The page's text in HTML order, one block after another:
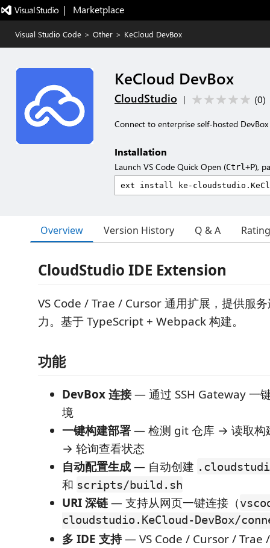
|   Marketplace
Visual Studio Code > Other > KeCloud DevBox
KeCloud DevBox
CloudStudio | (0)
Connect to enterprise self-hosted DevBox
Installation
Launch VS Code Quick Open (Ctrl+P),
Overview Version History Q & A
CloudStudio IDE Extension
VS Code / Trae / Cursor 通用扩展，提供服
力。基于 TypeScript + Webpack 构建。
功能
DevBox 连接— 通过 SSH Gateway 一
境
一键构建部署— 检测 git 仓库 → 读取构
→ 轮询查看状态
自动配置生成— 自动创建
和 scripts/build.sh
URI 深链— 支持从网页一键连接（
cloudstudio.KeCloud-DevBox/
多 IDE 支持— VS Code / Cursor / Trae